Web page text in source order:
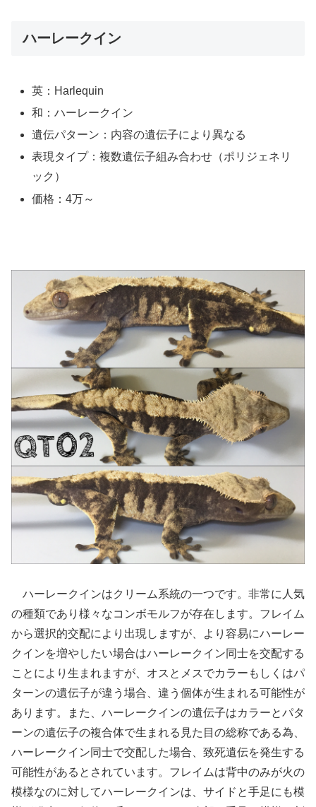
ハーレークイン
英：Harlequin
和：ハーレークイン
遺伝パターン：内容の遺伝子により異なる
表現タイプ：複数遺伝子組み合わせ（ポリジェネリ
ック）
価格：4万～
ハーレークインはクリーム系統の一つです。非常に人気
の種類であり様々なコンボモルフが存在します。フレイム
から選択的交配により出現しますが、より容易にハーレー
クインを増やしたい場合はハーレークイン同士を交配する
ことにより生まれますが、オスとメスでカラーもしくはパ
ターンの遺伝子が違う場合、違う個体が生まれる可能性が
あります。また、ハーレークインの遺伝子はカラーとパタ
ーンの遺伝子の複合体で生まれる見た目の総称である為、
ハーレークイン同士で交配した場合、致死遺伝を発生する
可能性があるとされています。フレイムは背中のみが火の
模様なのに対してハーレークインは、サイドと手足にも模